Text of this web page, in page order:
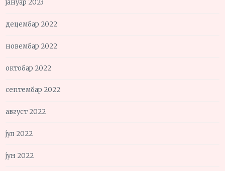
јануар 2023
децембар 2022
новембар 2022
октобар 2022
септембар 2022
август 2022
јул 2022
јун 2022